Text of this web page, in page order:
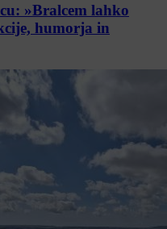
»Bralcem lahko
humorja in